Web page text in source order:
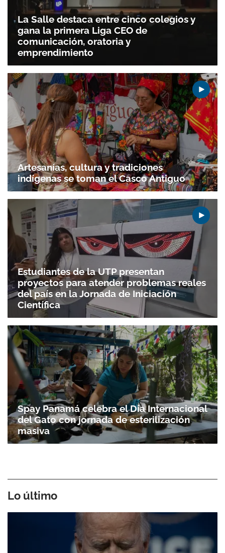
La Salle destaca entre cinco colegios y
gana la primera Liga CEO de
comunicación, oratoria y
emprendimiento
Artesanías, cultura y tradiciones
indígenas se toman el Casco Antiguo
Estudiantes de la UTP presentan
proyectos para atender problemas reales
del país en la Jornada de Iniciación
Científica
Spay Panamá celebra el Día Internacional
del Gato con jornada de esterilización
masiva
Lo último